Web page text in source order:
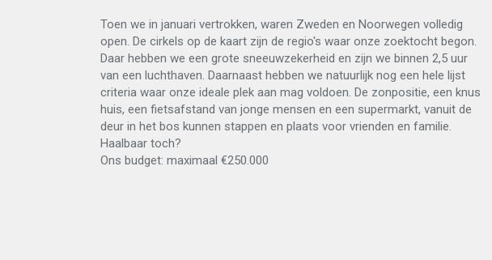
Toen we in januari vertrokken, waren Zweden en Noorwegen volledig
open. De cirkels op de kaart zijn de regio's waar onze zoektocht begon.
Daar hebben we een grote sneeuwzekerheid en zijn we binnen 2,5 uur
van een luchthaven. Daarnaast hebben we natuurlijk nog een hele lijst
criteria waar onze ideale plek aan mag voldoen. De zonpositie, een knus
huis, een fietsafstand van jonge mensen en een supermarkt, vanuit de
deur in het bos kunnen stappen en plaats voor vrienden en familie.
Haalbaar toch?
Ons budget: maximaal €250.000